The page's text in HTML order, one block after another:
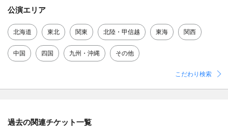
公演エリア
北海道 東北 関東 北陸・甲信越 東海 関西
中国 四国 九州・沖縄 その他
こだわり検索
過去の関連チケット一覧